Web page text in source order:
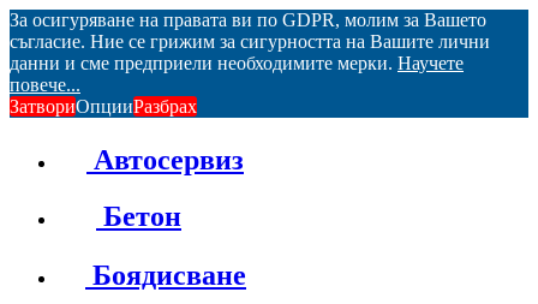
За осигуряване на правата ви по GDPR, молим за Вашето
съгласие. Ние се грижим за сигурността на Вашите лични
данни и сме предприели необходимите мерки. Научете
повече...
ЗатвориОпцииРазбрах
Автосервиз
Бетон
Боядисване